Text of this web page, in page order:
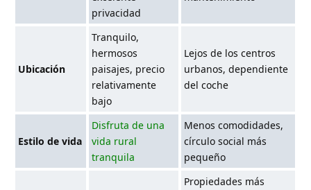
privacidad
Ubicación
Tranquilo,
hermosos
paisajes, precio
relativamente
bajo
Lejos de los centros
urbanos, dependiente
del coche
Estilo de vida
Disfruta de una
vida rural
tranquila
Menos comodidades,
círculo social más
pequeño
Propiedades más